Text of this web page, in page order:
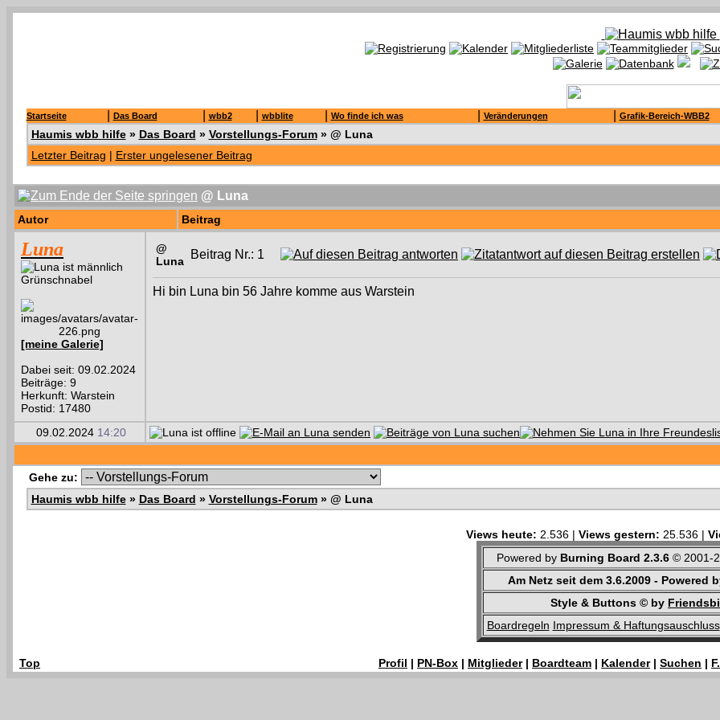
Startseite Das Board wbb2 wbblite Wo finde ich was Veränderungen Grafik-Bereich-WBB2
Haumis wbb hilfe» Das Board » Vorstellungs-Forum» @ Luna
Letzter Beitrag | Erster ungelesener Beitrag
@ Luna
Autor Beitrag
Luna
Grünschnabel
[meine Galerie]
Dabei seit: 09.02.2024
Beiträge: 9
Herkunft: Warstein
Postid: 17480
@
Luna
Beitrag Nr.: 1
Hi bin Luna bin 56 Jahre komme aus Warstein
09.02.2024 14:20
Gehe zu:
Haumis wbb hilfe» Das Board » Vorstellungs-Forum» @ Luna
Views heute: 2.536 | Views gestern: 25.536 |
Powered by Burning Board 2.3.6© 2001-
Am Netz seit dem 3.6.2009 - Powered
Style & Buttons © by
Boardregeln Impressum & Haftungsauschluss
Top Profil | PN-Box | Mitglieder| Boardteam | Kalender| Suchen |